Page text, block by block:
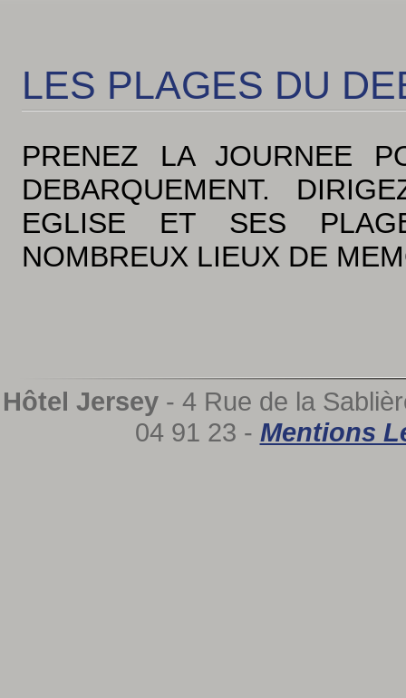
LES PLAGES DU
PRENEZ LA JOURNEE
DEBARQUEMENT.
EGLISE ET SES
NOMBREUX LIEUX DE
Hôtel Jersey - 4 Rue de la
04 91 23 - Mentions